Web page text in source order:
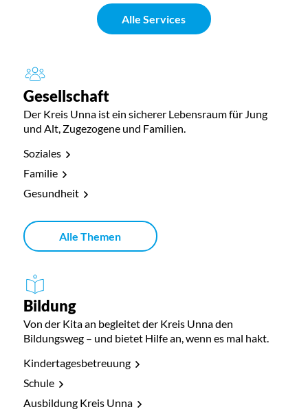
Alle Services
Gesellschaft
Der Kreis Unna ist ein sicherer Lebensraum für Jung
und Alt, Zugezogene und Familien.
Soziales
Familie
Gesundheit
Alle Themen
Bildung
Von der Kita an begleitet der Kreis Unna den
Bildungsweg – und bietet Hilfe an, wenn es mal hakt.
Kindertagesbetreuung
Schule
Ausbildung Kreis Unna